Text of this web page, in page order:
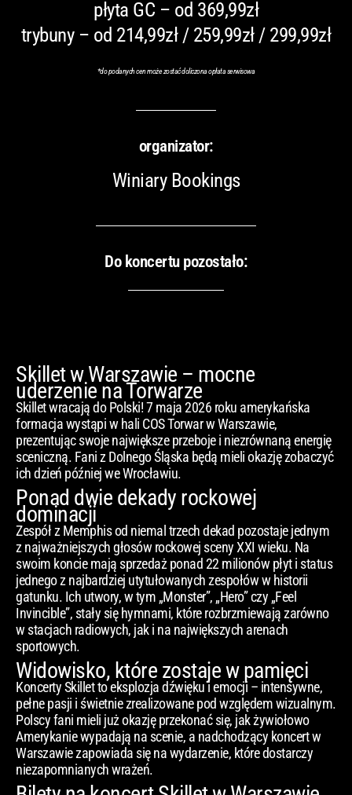
płyta GC – od 369,99zł
trybuny – od 214,99zł / 259,99zł / 299,99zł
*do podanych cen może zostać doliczona opłata serwisowa
organizator:
Winiary Bookings
Do koncertu pozostało:
Skillet w Warszawie – mocne
uderzenie na Torwarze
Skillet wracają do Polski! 7 maja 2026 roku amerykańska
formacja wystąpi w hali COS Torwar w Warszawie,
prezentując swoje największe przeboje i niezrównaną energię
sceniczną. Fani z Dolnego Śląska będą mieli okazję zobaczyć
ich dzień później we Wrocławiu.
Ponad dwie dekady rockowej
dominacji
Zespół z Memphis od niemal trzech dekad pozostaje jednym
z najważniejszych głosów rockowej sceny XXI wieku. Na
swoim koncie mają sprzedaż ponad 22 milionów płyt i status
jednego z najbardziej utytułowanych zespołów w historii
gatunku. Ich utwory, w tym „Monster”, „Hero” czy „Feel
Invincible”, stały się hymnami, które rozbrzmiewają zarówno
w stacjach radiowych, jak i na największych arenach
sportowych.
Widowisko, które zostaje w pamięci
Koncerty Skillet to eksplozja dźwięku i emocji – intensywne,
pełne pasji i świetnie zrealizowane pod względem wizualnym.
Polscy fani mieli już okazję przekonać się, jak żywiołowo
Amerykanie wypadają na scenie, a nadchodzący koncert w
Warszawie zapowiada się na wydarzenie, które dostarczy
niezapomnianych wrażeń.